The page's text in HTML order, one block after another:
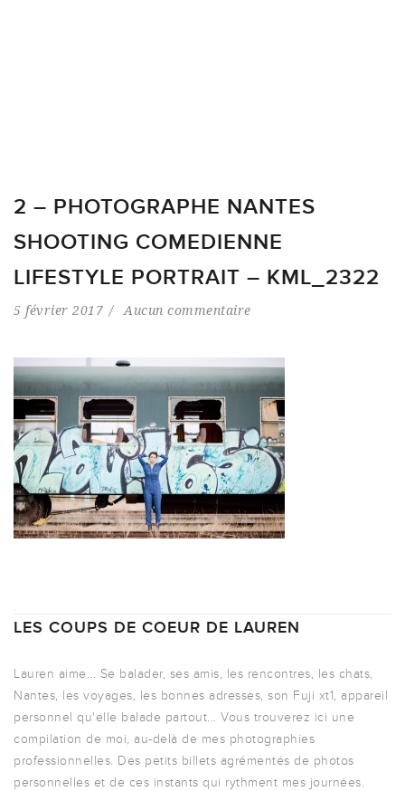
2 – PHOTOGRAPHE NANTES
SHOOTING COMEDIENNE
LIFESTYLE PORTRAIT – KML_2322
5 février 2017 Aucun commentaire
LES COUPS DE COEUR DE LAUREN
Lauren aime... Se balader, ses amis, les rencontres, les chats,
Nantes, les voyages, les bonnes adresses, son Fuji xt1, appareil
personnel qu'elle balade partout... Vous trouverez ici une
compilation de moi, au-delà de mes photographies
professionnelles. Des petits billets agrémentés de photos
personnelles et de ces instants qui rythment mes journées.